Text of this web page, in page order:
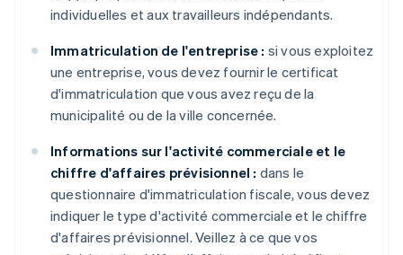
individuelles et aux travailleurs indépendants.
Immatriculation de l'entreprise : si vous exploitez
une entreprise, vous devez fournir le certificat
d'immatriculation que vous avez reçu de la
municipalité ou de la ville concernée.
Informations sur l'activité commerciale et le
chiffre d'affaires prévisionnel : dans le
questionnaire d'immatriculation fiscale, vous devez
indiquer le type d'activité commerciale et le chiffre
d'affaires prévisionnel. Veillez à ce que vos